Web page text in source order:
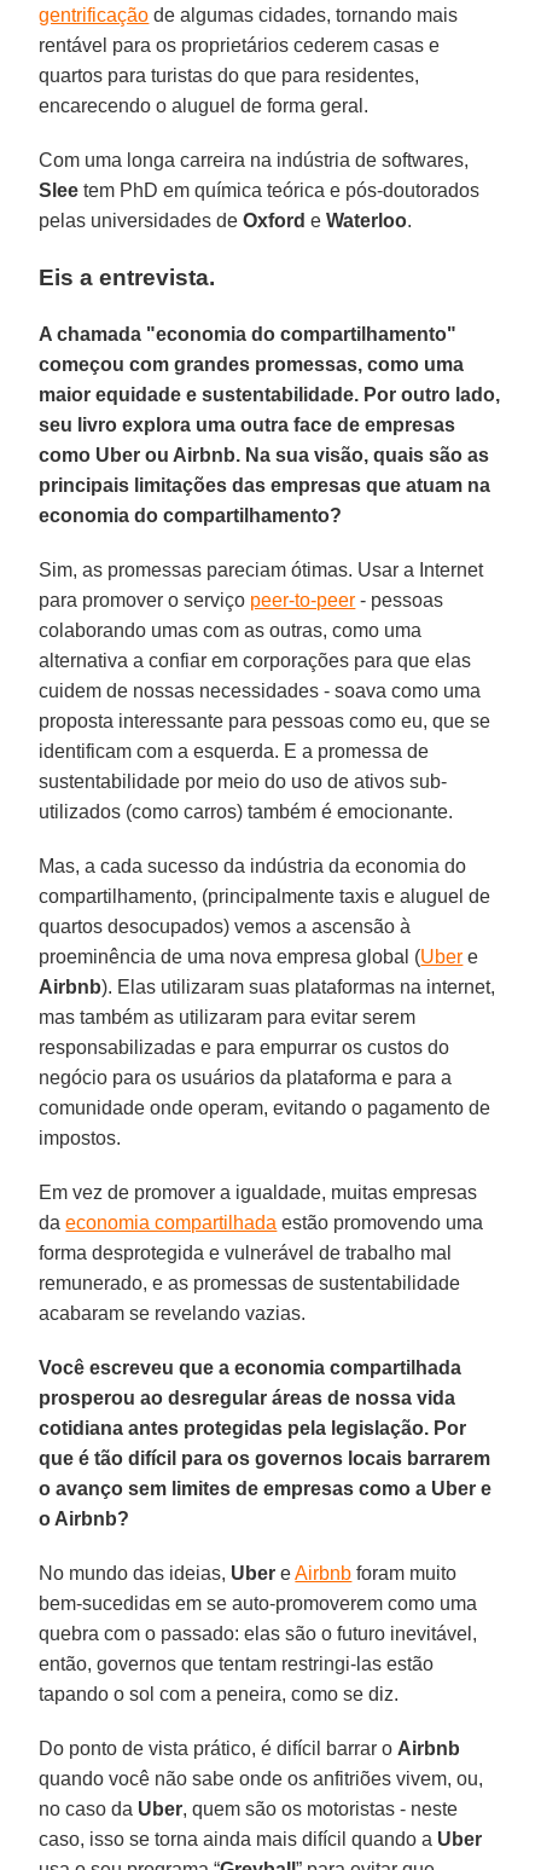
gentrificação de algumas cidades, tornando mais
rentável para os proprietários cederem casas e
quartos para turistas do que para residentes,
encarecendo o aluguel de forma geral.
Com uma longa carreira na indústria de softwares,
Slee tem PhD em química teórica e pós-doutorados
pelas universidades deOxford eWaterloo.
Eis a entrevista.
A chamada "economia do compartilhamento"
começou com grandes promessas, como uma
maior equidade e sustentabilidade. Por outro lado,
seu livro explora uma outra face de empresas
como Uber ou Airbnb. Na sua visão, quais são as
principais limitações das empresas que atuam na
economia do compartilhamento?
Sim, as promessas pareciam ótimas. Usar a Internet
para promover o serviço peer-to-peer - pessoas
colaborando umas com as outras, como uma
alternativa a confiar em corporações para que elas
cuidem de nossas necessidades - soava como uma
proposta interessante para pessoas como eu, que se
identificam com a esquerda. E a promessa de
sustentabilidade por meio do uso de ativos sub-
utilizados (como carros) também é emocionante.
Mas, a cada sucesso da indústria da economia do
compartilhamento, (principalmente taxis e aluguel de
quartos desocupados) vemos a ascensão à
proeminência de uma nova empresa global (Uber e
Airbnb). Elas utilizaram suas plataformas na internet,
mas também as utilizaram para evitar serem
responsabilizadas e para empurrar os custos do
negócio para os usuários da plataforma e para a
comunidade onde operam, evitando o pagamento de
impostos.
Em vez de promover a igualdade, muitas empresas
daeconomia compartilhada estão promovendo uma
forma desprotegida e vulnerável de trabalho mal
remunerado, e as promessas de sustentabilidade
acabaram se revelando vazias.
Você escreveu que a economia compartilhada
prosperou ao desregular áreas de nossa vida
cotidiana antes protegidas pela legislação. Por
que é tão difícil para os governos locais barrarem
o avanço sem limites de empresas como a Uber e
o Airbnb?
No mundo das ideias, Uber eAirbnb foram muito
bem-sucedidas em se auto-promoverem como uma
quebra com o passado: elas são o futuro inevitável,
então, governos que tentam restringi-las estão
tapando o sol com a peneira, como se diz.
Do ponto de vista prático, é difícil barrar o Airbnb
quando você não sabe onde os anfitriões vivem, ou,
no caso da Uber, quem são os motoristas - neste
caso, isso se torna ainda mais difícil quando a Uber